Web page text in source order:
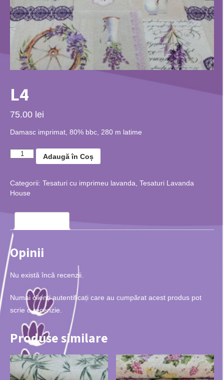
L4
75.00 lei
Damasc imprimat, 80% bbc, 280 m latime
Adaugă în Coș
Categorii: Tesaturi cu imprimeu lavanda, Tesaturi Lavanda
House
Opinii
Nu există încă recenzii.
Numai clienți autentificați care au cumpărat acest produs pot
scrie o recenzie.
Produse similare